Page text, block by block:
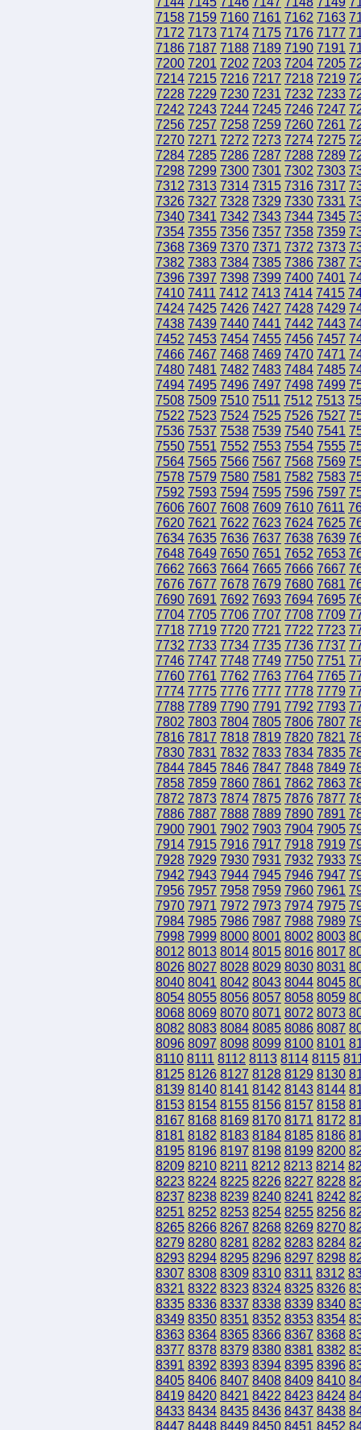
7158 7159 7160 7161 7162 7163
7172 7173 7174 7175 7176 7177
7186 7187 7188 7189 7190 7191
7200 7201 7202 7203 7204 7205
7214 7215 7216 7217 7218 7219
7228 7229 7230 7231 7232 7233
7242 7243 7244 7245 7246 7247
7256 7257 7258 7259 7260 7261
7270 7271 7272 7273 7274 7275
7284 7285 7286 7287 7288 7289
7298 7299 7300 7301 7302 7303
7312 7313 7314 7315 7316 7317
7326 7327 7328 7329 7330 7331
7340 7341 7342 7343 7344 7345
7354 7355 7356 7357 7358 7359
7368 7369 7370 7371 7372 7373
7382 7383 7384 7385 7386 7387
7396 7397 7398 7399 7400 7401
7410 7411 7412 7413 7414 7415
7424 7425 7426 7427 7428 7429
7438 7439 7440 7441 7442 7443
7452 7453 7454 7455 7456 7457
7466 7467 7468 7469 7470 7471
7480 7481 7482 7483 7484 7485
7494 7495 7496 7497 7498 7499
7508 7509 7510 7511 7512 7513
7522 7523 7524 7525 7526 7527
7536 7537 7538 7539 7540 7541
7550 7551 7552 7553 7554 7555
7564 7565 7566 7567 7568 7569
7578 7579 7580 7581 7582 7583
7592 7593 7594 7595 7596 7597
7606 7607 7608 7609 7610 7611
7620 7621 7622 7623 7624 7625
7634 7635 7636 7637 7638 7639
7648 7649 7650 7651 7652 7653
7662 7663 7664 7665 7666 7667
7676 7677 7678 7679 7680 7681
7690 7691 7692 7693 7694 7695
7704 7705 7706 7707 7708 7709
7718 7719 7720 7721 7722 7723
7732 7733 7734 7735 7736 7737
7746 7747 7748 7749 7750 7751
7760 7761 7762 7763 7764 7765
7774 7775 7776 7777 7778 7779
7788 7789 7790 7791 7792 7793
7802 7803 7804 7805 7806 7807
7816 7817 7818 7819 7820 7821
7830 7831 7832 7833 7834 7835
7844 7845 7846 7847 7848 7849
7858 7859 7860 7861 7862 7863
7872 7873 7874 7875 7876 7877
7886 7887 7888 7889 7890 7891
7900 7901 7902 7903 7904 7905
7914 7915 7916 7917 7918 7919
7928 7929 7930 7931 7932 7933
7942 7943 7944 7945 7946 7947
7956 7957 7958 7959 7960 7961
7970 7971 7972 7973 7974 7975
7984 7985 7986 7987 7988 7989
7998 7999 8000 8001 8002 8003
8012 8013 8014 8015 8016 8017
8026 8027 8028 8029 8030 8031
8040 8041 8042 8043 8044 8045
8054 8055 8056 8057 8058 8059
8068 8069 8070 8071 8072 8073
8082 8083 8084 8085 8086 8087
8096 8097 8098 8099 8100 8101
8110 8111 8112 8113 8114 8115
8125 8126 8127 8128 8129 8130
8139 8140 8141 8142 8143 8144
8153 8154 8155 8156 8157 8158
8167 8168 8169 8170 8171 8172
8181 8182 8183 8184 8185 8186
8195 8196 8197 8198 8199 8200
8209 8210 8211 8212 8213 8214
8223 8224 8225 8226 8227 8228
8237 8238 8239 8240 8241 8242
8251 8252 8253 8254 8255 8256
8265 8266 8267 8268 8269 8270
8279 8280 8281 8282 8283 8284
8293 8294 8295 8296 8297 8298
8307 8308 8309 8310 8311 8312
8321 8322 8323 8324 8325 8326
8335 8336 8337 8338 8339 8340
8349 8350 8351 8352 8353 8354
8363 8364 8365 8366 8367 8368
8377 8378 8379 8380 8381 8382
8391 8392 8393 8394 8395 8396
8405 8406 8407 8408 8409 8410
8419 8420 8421 8422 8423 8424
8433 8434 8435 8436 8437 8438
8447 8448 8449 8450 8451 8452